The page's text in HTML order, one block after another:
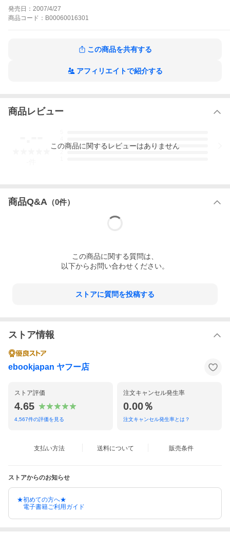
の行方は――!?土俵の鬼神・播磨灘!鬼か閻魔(えんま)か死神か!並
みいる横綱・大関を叩き伏せ、伝統も権威も、常識すらも叩きつ
ぶす!読むと強くなる痛快横綱漫画!!
発売日： 2007/4/27
商品 コード： B00060016301
この商品を共有する
アフィリエイトで紹介する
商品レビュー
3
この商品に関するレビューはありません
商品Q&A （0件）
この商品に関する質問は、
以下からお問い合わせください。
ストアに質問を投稿する
ストア情報
ebookjapan ヤフー店
ストア評価
4.65
4,567件の評価を見る
注文キャンセル発生率
0.00％
注文キャンセル発生率とは？
支払い方法 送料について 販売条件
ストアからのお知らせ
★初めての方へ★
電子書籍ご利用ガイド